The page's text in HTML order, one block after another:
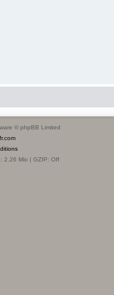
© phpBB Limited
2.26 Mio | GZIP: Off